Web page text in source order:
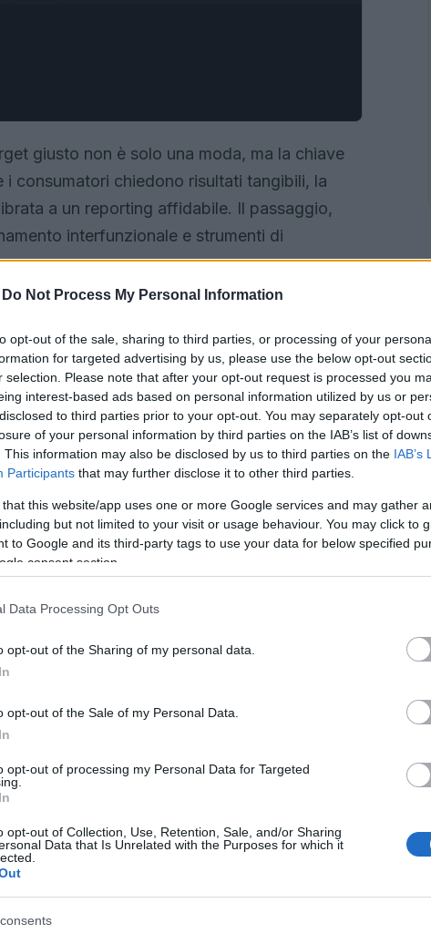
Do Not Process My Personal Information
opt-out of the sale, sharing to third parties, or processing of your
for targeted advertising by us, please use the below opt-out
selection. Please note that after your opt-out request is processed you
interest-based ads based on personal information utilized by us or
to third parties prior to your opt-out. You may separately opt-out
of your personal information by third parties on the IAB’s list of
This information may also be disclosed by us to third parties on the IAB’s
Participants that may further disclose it to other third parties.
that this website/app uses one or more Google services and may gather
but not limited to your visit or usage behaviour. You may click to
to Google and its third-party tags to use your data for below specified
consent section.
Data Processing Opt Outs
opt-out of the Sharing of my personal data.
opt-out of the Sale of my Personal Data.
opt-out of processing my Personal Data for Targeted
opt-out of Collection, Use, Retention, Sale, and/or Sharing
Data that Is Unrelated with the Purposes for which it
giusto non è solo una moda, ma la chiave
consumatori chiedono risultati tangibili, la
a un reporting affidabile. Il passaggio,
interfunzionale e strumenti di
la differenza
alla visione aziendale. Nel mio tempo
affollano di KPI senza che nessuno li segua
devono rispondere a domande concrete:
tracciata.
efficienza. Era emerso chiaramente che le